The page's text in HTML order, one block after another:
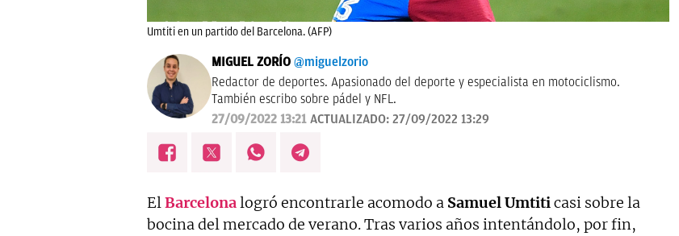
Umtiti en un partido del Barcelona. (AFP)
MIGUEL ZORÍO @miguelzorio
Redactor de deportes. Apasionado del deporte y especialista en motociclismo.
También escribo sobre pádel y NFL.
27/09/2022 13:21 ACTUALIZADO: 27/09/2022 13:29
ElBarcelonalogró encontrarle acomodo a Samuel Umtiticasi sobre la
bocina del mercado de verano. Tras varios años intentándolo, por fin,